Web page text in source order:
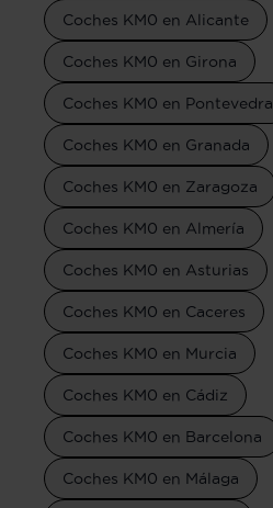
Coches KM0 en Alicante
Coches KM0 en Girona
Coches KM0 en Pontevedra
Coches KM0 en Granada
Coches KM0 en Zaragoza
Coches KM0 en Almería
Coches KM0 en Asturias
Coches KM0 en Caceres
Coches KM0 en Murcia
Coches KM0 en Cádiz
Coches KM0 en Barcelona
Coches KM0 en Málaga